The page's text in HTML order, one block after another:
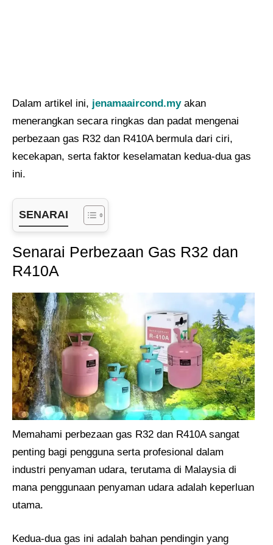
Dalam artikel ini, jenamaaircond.myakan
menerangkan secara ringkas dan padat mengenai
perbezaan gas R32 dan R410A bermula dari ciri,
kecekapan, serta faktor keselamatan kedua-dua gas
ini.
SENARAI
Senarai Perbezaan Gas R32 dan
R410A
Memahami perbezaan gas R32 dan R410A sangat
penting bagi pengguna serta profesional dalam
industri penyaman udara, terutama di Malaysia di
mana penggunaan penyaman udara adalah keperluan
utama.
Kedua-dua gas ini adalah bahan pendingin yang